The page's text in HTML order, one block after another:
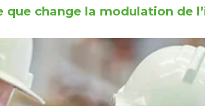
que change la modulation de